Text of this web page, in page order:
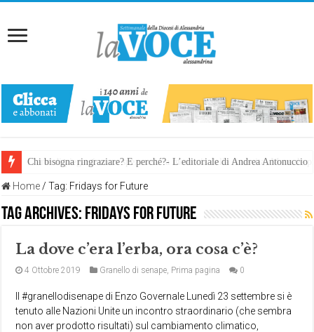
Chi bisogna ringraziare? E perché?- L’editoriale di Andrea Antonuccio
L’arte di piegarsi senza spezzarsi: la memoria della rinascita.
Home / Tag: Fridays for Future
Tag Archives: Fridays for Future
La dove c’era l’erba, ora cosa c’è?
4 Ottobre 2019 Granello di senape, Prima pagina 0
Il #granellodisenape di Enzo Governale Lunedì 23 settembre si è
tenuto alle Nazioni Unite un incontro straordinario (che sembra
non aver prodotto risultati) sul cambiamento climatico,